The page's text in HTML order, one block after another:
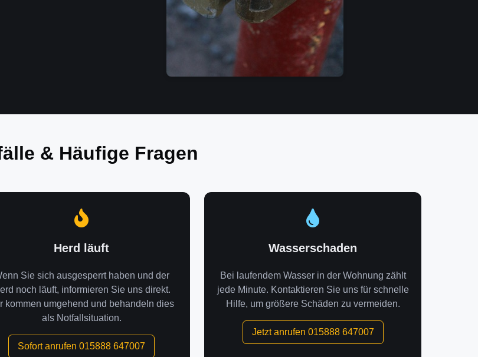
& Häufige Fragen
Herd läuft
Sie sich ausgesperrt haben und der
noch läuft, informieren Sie uns direkt.
kommen umgehend und behandeln dies
als Notfallsituation.
Sofort anrufen 015888 647007
Wasserschaden
Bei laufendem Wasser in der Wohnung zählt
jede Minute. Kontaktieren Sie uns für schnelle
Hilfe, um größere Schäden zu vermeiden.
Jetzt anrufen 015888 647007